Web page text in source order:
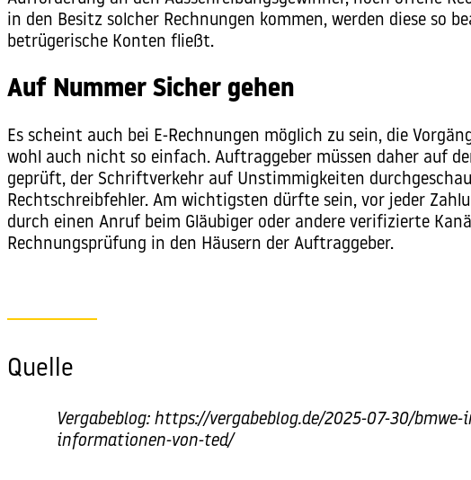
in den Besitz solcher Rechnungen kommen, werden diese so
betrügerische Konten fließt.
Auf Nummer Sicher gehen
Es scheint auch bei E-Rechnungen möglich zu sein, die
wohl auch nicht so einfach. Auftraggeber müssen daher auf
geprüft, der Schriftverkehr auf Unstimmigkeiten
Rechtschreibfehler. Am wichtigsten dürfte sein, vor jeder
durch einen Anruf beim Gläubiger oder andere verifizierte
Rechnungsprüfung in den Häusern der Auftraggeber.
Quelle
Vergabeblog: https://vergabeblog.de/2025-07-30/
informationen-von-ted/